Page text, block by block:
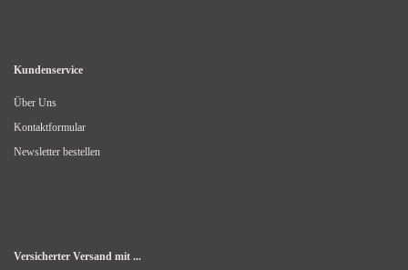
Kundenservice
Über Uns
Kontaktformular
Newsletter bestellen
Versicherter Versand mit ...